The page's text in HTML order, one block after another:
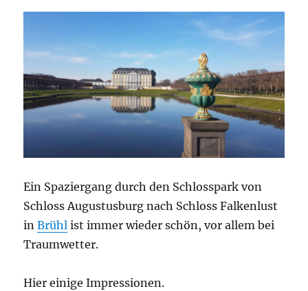
Ein Spaziergang durch den Schlosspark von
Schloss Augustusburg nach Schloss Falkenlust
inBrühl ist immer wieder schön, vor allem bei
Traumwetter.
Hier einige Impressionen.